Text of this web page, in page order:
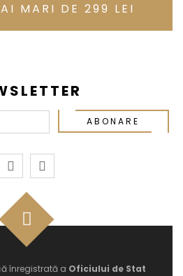
MARI DE 299 LEI
ABONARE
înregistrată a Oficiului de Stat